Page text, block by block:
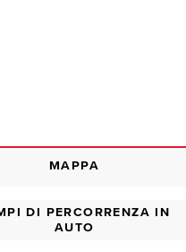
MAPPA
DI PERCORRENZA IN
AUTO